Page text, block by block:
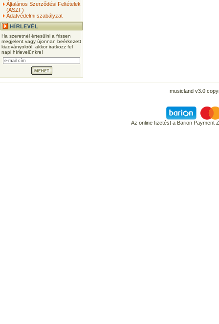
Általános Szerződési Feltételek
(ÁSZF)
Adatvédelmi szabályzat
Ha szeretnél értesülni a frissen
megjelent vagy újonnan beérkezett
kiadványokról, akkor iratkozz fel
napi hírlevelünkre!
musicland v3.0
Az online fizetést a Barion Payment